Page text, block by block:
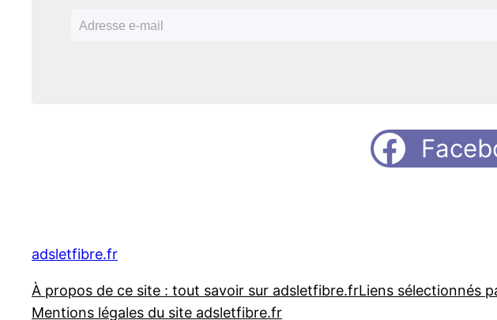
adsletfibre.fr
À propos de ce site : tout savoir sur adsletfibre.frLiens sélectionnés
Mentions légales du site adsletfibre.fr